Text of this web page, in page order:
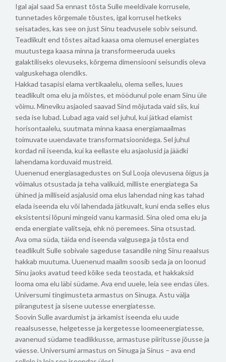
Igal ajal saad Sa ennast tõsta Sulle meeldivale korrusele,
tunnetades kõrgemale tõustes, igal korrusel hetkeks
seisatades, kas see on just Sinu teadvusele sobiv seisund.
Teadlikult end tõstes aitad kaasa oma olemusel energiates
muutustega kaasa minna ja transformeeruda uueks
galaktiliseks olevuseks, kõrgema dimensiooni seisundis oleva
valguskehaga olendiks.
Hakkad tasapisi elama vertikaalelu, olema selles, luues
teadlikult oma elu ja mõistes, et möödunul pole enam Sinu üle
võimu. Mineviku asjaoled saavad Sind mõjutada vaid siis, kui
seda ise lubad. Lubad aga vaid sel juhul, kui jätkad elamist
horisontaalelu, suutmata minna kaasa energiamaailmas
toimuvate uuendavate transformatsioonidega. Sel juhul
kordad nii iseenda, kui ka eellaste elu asjaolusid ja jäädki
lahendama korduvaid mustreid.
Uuenenud energiasagedustes on Sul Looja olevusena õigus ja
võimalus otsustada ja teha valikuid, milliste energiatega Sa
ühined ja milliseid asjalusid oma elus lahendad ning kas tahad
elada iseenda elu või lahendada jätkuvalt, kuni enda selles elus
eksistentsi lõpuni mingeid vanu karmasid. Sina oled oma elu ja
enda energiate valitseja, ehk nö peremees. Sina otsustad.
Ava oma süda, täida end iseenda valgusega ja tõsta end
teadlikult Sulle sobivale sageduse tasandile ning Sinu reaalsus
hakkab muutuma. Uuenenud maailm soosib seda ja on loonud
Sinu jaoks avatud teed kõike seda teostada, et hakkaksid
looma oma elu läbi südame. Ava end uuele, leia see endas üles.
Universumi tingimusteta armastus on Sinuga. Astu välja
piirangutest ja sisene uutesse energiatesse.
Soovin Sulle avardumist ja ärkamist iseenda elu uude
reaalsusesse, helgetesse ja kergetesse loomeenergiatesse,
avanenud südame teadlikkusse, armastuse piiritusse jõusse ja
väesse. Universumi armastus on Sinuga ja Sinus – ava end